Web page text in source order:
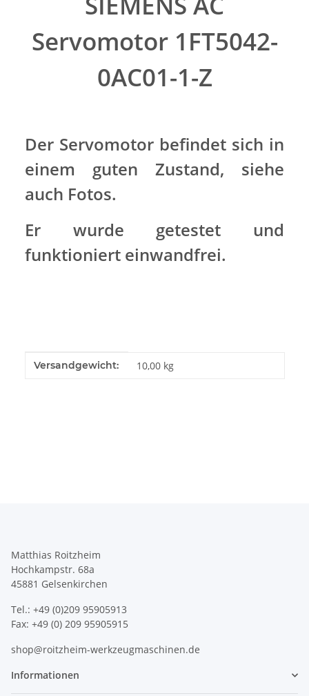
Servomotor 1FT5042-
0AC01-1-Z
Der Servomotor befindet sich in
einem guten Zustand, siehe
auch Fotos.
Er wurde getestet und
funktioniert einwandfrei.
Produkteigenschaft
Wert
Versandgewicht: 10,00 kg
Matthias Roitzheim
Hochkampstr. 68a
45881 Gelsenkirchen
Tel.: +49 (0)209 95905913
Fax: +49 (0) 209 95905915
shop@roitzheim-werkzeugmaschinen.de
Informationen